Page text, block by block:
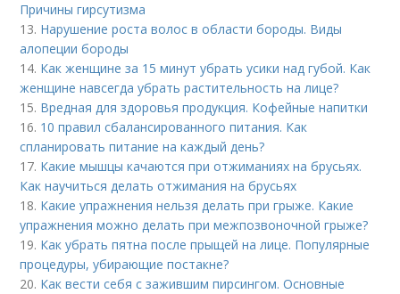
Причины гирсутизма
13. Нарушение роста волос в области бороды. Виды
алопеции бороды
14. Как женщине за 15 минут убрать усики над губой. Как
женщине навсегда убрать растительность на лице?
15. Вредная для здоровья продукция. Кофейные напитки
16. 10 правил сбалансированного питания. Как
спланировать питание на каждый день?
17. Какие мышцы качаются при отжиманиях на брусьях.
Как научиться делать отжимания на брусьях
18. Какие упражнения нельзя делать при грыже. Какие
упражнения можно делать при межпозвоночной грыже?
19. Как убрать пятна после прыщей на лице. Популярные
процедуры, убирающие постакне?
20. Как вести себя с зажившим пирсингом. Основные